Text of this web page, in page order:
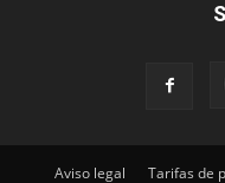
Aviso legal Tarifas de